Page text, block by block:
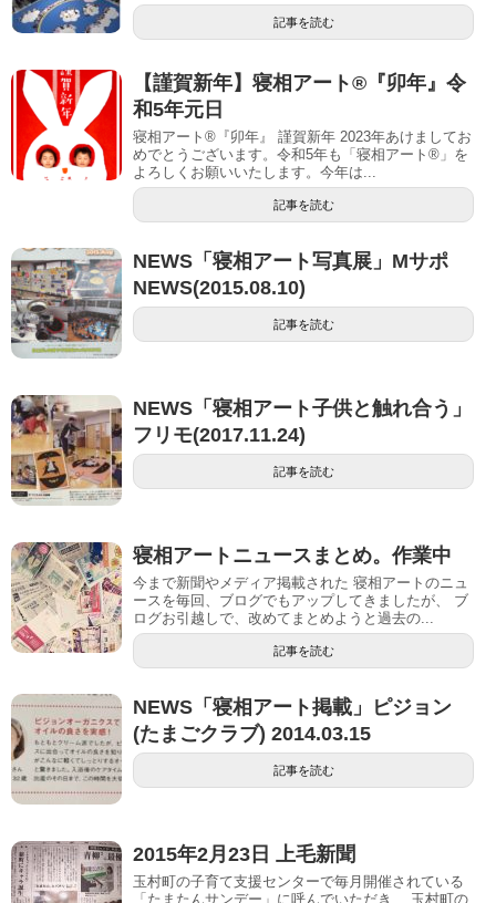
記事を読む
【謹賀新年】寝相アート®︎『卯年』令
和5年元日
寝相アート®『卯年』 謹賀新年 2023年あけましてお
めでとうございます。令和5年も「寝相アート®︎」を
よろしくお願いいたします。今年は...
記事を読む
NEWS「寝相アート写真展」Mサポ
NEWS(2015.08.10)
記事を読む
NEWS「寝相アート子供と触れ合う」
フリモ(2017.11.24)
記事を読む
寝相アートニュースまとめ。作業中
今まで新聞やメディア掲載された 寝相アートのニュ
ースを毎回、ブログでもアップしてきましたが、 ブ
ログお引越しで、改めてまとめようと過去の...
記事を読む
NEWS「寝相アート掲載」ピジョン
(たまごクラブ) 2014.03.15
記事を読む
2015年2月23日 上毛新聞
玉村町の子育て支援センターで毎月開催されている
「たまたんサンデー」に呼んでいただき、 玉村町の